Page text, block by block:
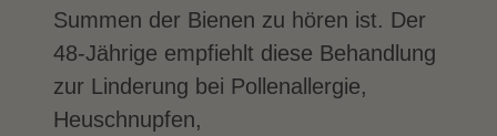
Summen der Bienen zu hören ist. Der
48-Jährige empfiehlt diese Behandlung
zur Linderung bei Pollenallergie,
Heuschnupfen,